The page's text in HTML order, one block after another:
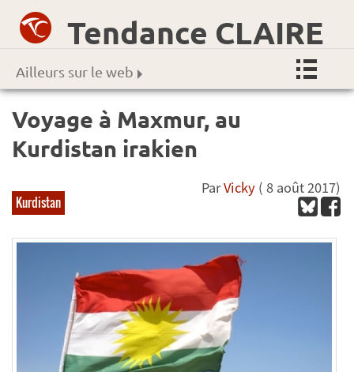
Tendance CLAIRE
Ailleurs sur le web
Voyage à Maxmur, au
Kurdistan irakien
Kurdistan
ParVicky ( 8 août 2017)